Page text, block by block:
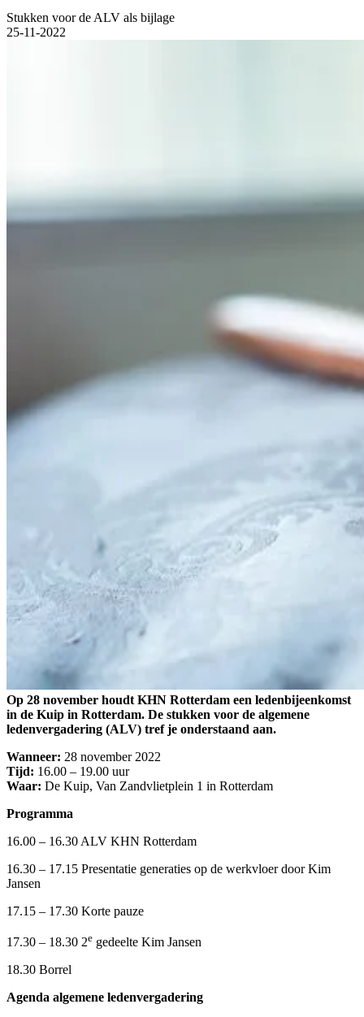
Stukken voor de ALV als bijlage
25-11-2022
Op 28 november houdt KHN Rotterdam een ledenbijeenkomst
in de Kuip in Rotterdam. De stukken voor de algemene
ledenvergadering (ALV) tref je onderstaand aan.
Wanneer: 28 november 2022
Tijd: 16.00 – 19.00 uur
Waar: De Kuip, Van Zandvlietplein 1 in Rotterdam
Programma
16.00 – 16.30 ALV KHN Rotterdam
16.30 – 17.15 Presentatie generaties op de werkvloer door Kim
Jansen
17.15 – 17.30 Korte pauze
17.30 – 18.30 2e gedeelte Kim Jansen
18.30 Borrel
Agenda algemene ledenvergadering